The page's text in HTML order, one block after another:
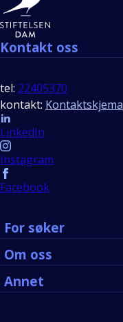
Kontakt oss
tel: 22405370
kontakt: Kontaktskjema
Follow us
LinkedIn
Instagram
Facebook
For søker
Om oss
Annet